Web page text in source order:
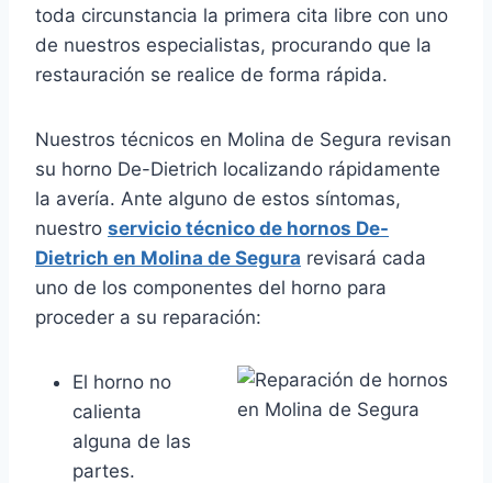
toda circunstancia la primera cita libre con uno
de nuestros especialistas, procurando que la
restauración se realice de forma rápida.
Nuestros técnicos en Molina de Segura revisan
su horno De-Dietrich localizando rápidamente
la avería. Ante alguno de estos síntomas,
nuestro servicio técnico de hornos De-
Dietrich en Molina de Segura revisará cada
uno de los componentes del horno para
proceder a su reparación:
El horno no
calienta
alguna de las
partes.